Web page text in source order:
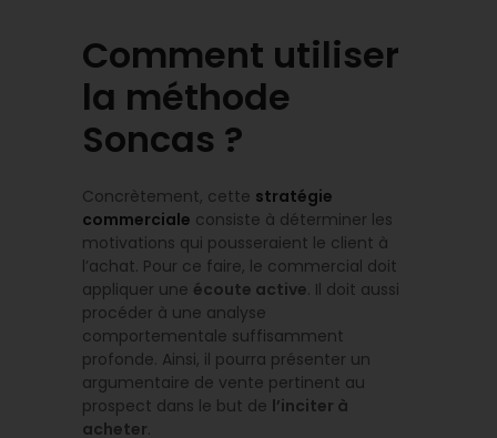
Comment utiliser
la méthode
Soncas ?
Concrètement, cette stratégie
commerciale consiste à déterminer les
motivations qui pousseraient le client à
l’achat. Pour ce faire, le commercial doit
appliquer une écoute active. Il doit aussi
procéder à une analyse
comportementale suffisamment
profonde. Ainsi, il pourra présenter un
argumentaire de vente pertinent au
prospect dans le but de l’inciter à
acheter.